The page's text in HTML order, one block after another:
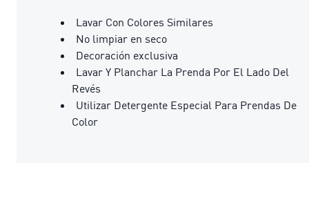
Lavar Con Colores Similares
No limpiar en seco
Decoración exclusiva
Lavar Y Planchar La Prenda Por El Lado Del
Revés
Utilizar Detergente Especial Para Prendas De
Color